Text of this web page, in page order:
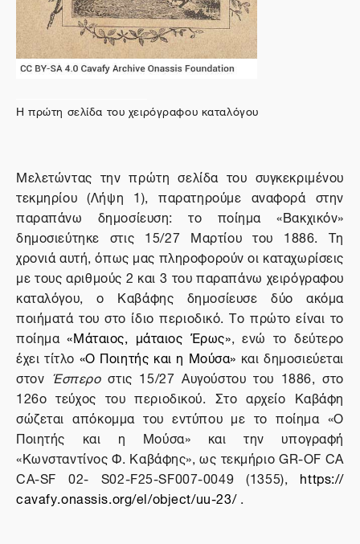
Η πρώτη σελίδα του χειρόγραφου καταλόγου
Μελετώντας την πρώτη σελίδα του συγκεκριμένου
τεκμηρίου (Λήψη 1), παρατηρούμε αναφορά στην
παραπάνω δημοσίευση: το ποίημα «Βακχικόν»
δημοσιεύτηκε στις 15/27 Μαρτίου του 1886. Τη
χρονιά αυτή, όπως μας πληροφορούν οι καταχωρίσεις
με τους αριθμούς 2 και 3 του παραπάνω χειρόγραφου
καταλόγου, ο Καβάφης δημοσίευσε δύο ακόμα
ποιήματά του στο ίδιο περιοδικό. Το πρώτο είναι το
ποίημα«Μάταιος, μάταιος Έρως», ενώ το δεύτερο
έχει τίτλο «Ο Ποιητής και η Μούσα» και δημοσιεύεται
στον Έσπεροστις 15/27 Αυγούστου του 1886, στο
126ο τεύχος του περιοδικού. Στο αρχείο Καβάφη
σώζεται απόκομμα του εντύπου με το ποίημα «Ο
Ποιητής και η Μούσα» και την υπογραφή
«Κωνσταντίνος Φ. Καβάφης», ως τεκμήριοGR-OF CA
CA-SF 02- S02-F25-SF007-0049 (1355), https://
cavafy.onassis.org/el/object/uu-23/.